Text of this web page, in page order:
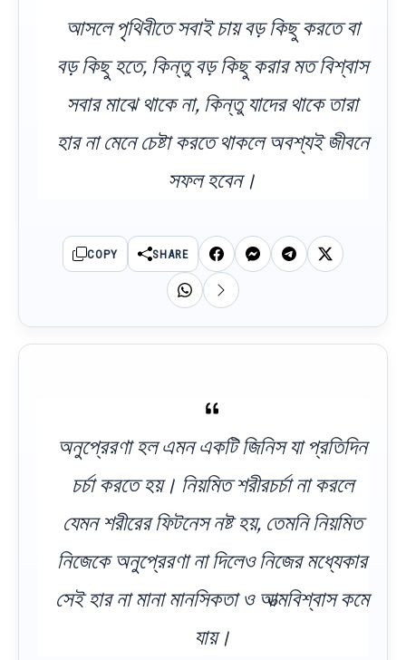
আসলে পৃথিবীতে সবাই চায় বড় কিছু করতে বা
বড় কিছু হতে, কিন্তু বড় কিছু করার মত বিশ্বাস
সবার মাঝে থাকে না, কিন্তু যাদের থাকে তারা
হার না মেনে চেষ্টা করতে থাকলে অবশ্যই জীবনে
সফল হবেন।
COPY SHARE
অনুপ্রেরণা হল এমন একটি জিনিস যা প্রতিদিন
চর্চা করতে হয়। নিয়মিত শরীরচর্চা না করলে
যেমন শরীরের ফিটনেস নষ্ট হয়, তেমনি নিয়মিত
নিজেকে অনুপ্রেরণা না দিলেও নিজের মধ্যেকার
সেই হার না মানা মানসিকতা ও আত্মবিশ্বাস কমে
যায়।